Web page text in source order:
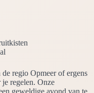
regio Opmeer of ergens
regelen. Onze